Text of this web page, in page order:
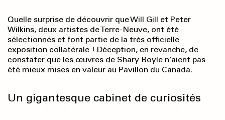
Quelle surprise de découvrir que Will Gill et Peter
Wilkins, deux artistes de Terre-Neuve, ont été
sélectionnés et font partie de la très officielle
exposition collatérale ! Déception, en revanche, de
constater que les œuvres de Shary Boyle n’aient pas
été mieux mises en valeur au Pavillon du Canada.
Un gigantesque cabinet de curiosités